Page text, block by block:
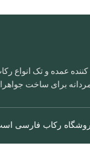
عمده و تک انواع
برای ساخت
رکاب فارسی